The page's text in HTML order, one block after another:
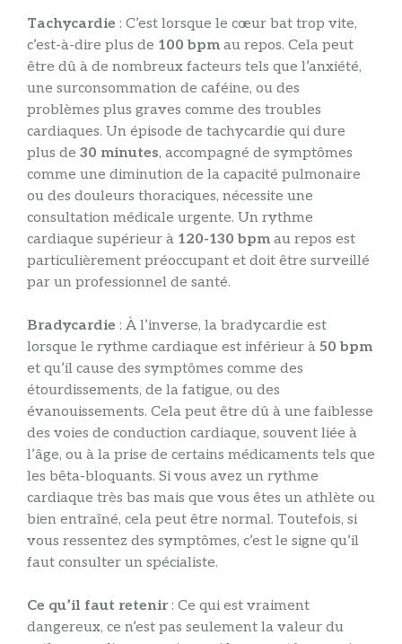
Tachycardie : C’est lorsque le cœur bat trop vite,
c’est-à-dire plus de 100 bpmau repos. Cela peut
être dû à de nombreux facteurs tels que l’anxiété,
une surconsommation de caféine, ou des
problèmes plus graves comme des troubles
cardiaques. Un épisode de tachycardie qui dure
plus de 30 minutes, accompagné de symptômes
comme une diminution de la capacité pulmonaire
ou des douleurs thoraciques, nécessite une
consultation médicale urgente. Un rythme
cardiaque supérieur à 120-130 bpmau repos est
particulièrement préoccupant et doit être surveillé
par un professionnel de santé.
Bradycardie : À l’inverse, la bradycardie est
lorsque le rythme cardiaque est inférieur à 50 bpm
et qu’il cause des symptômes comme des
étourdissements, de la fatigue, ou des
évanouissements. Cela peut être dû à une faiblesse
des voies de conduction cardiaque, souvent liée à
l’âge, ou à la prise de certains médicaments tels que
les bêta-bloquants. Si vous avez un rythme
cardiaque très bas mais que vous êtes un athlète ou
bien entraîné, cela peut être normal. Toutefois, si
vous ressentez des symptômes, c’est le signe qu’il
faut consulter un spécialiste.
Ce qu’il faut retenir: Ce qui est vraiment
dangereux, ce n’est pas seulement la valeur du